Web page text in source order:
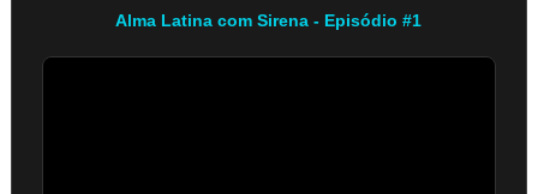
Alma Latina com Sirena - Episódio #1